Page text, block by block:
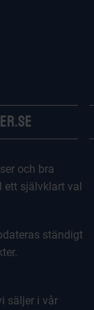
och bra
ett självklart val
ständigt
säljer i vår